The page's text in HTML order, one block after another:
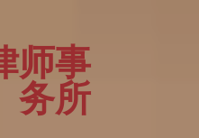
师事
务所